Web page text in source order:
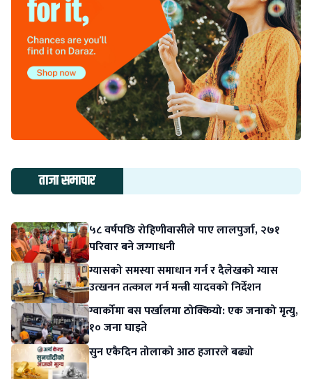
ताजा समाचार
५८ वर्षपछि रोहिणीवासीले पाए लालपुर्जा, २७१
परिवार बने जग्गाधनी
ग्यासको समस्या समाधान गर्न र दैलेखको ग्यास
उत्खनन तत्काल गर्न मन्त्री यादवको निर्देशन
ग्वार्कोमा बस पर्खालमा ठोक्कियो: एक जनाको मृत्यु,
१० जना घाइते
सुन एकैदिन तोलाको आठ हजारले बढ्यो